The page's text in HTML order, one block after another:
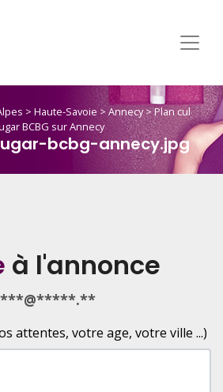
> Haute-Savoie >Annecy>Plan cul
BCBG sur Annecy
bcbg-annecy.jpg
à l'annonce
***@*****.**
attentes, votre age, votre ville ...)